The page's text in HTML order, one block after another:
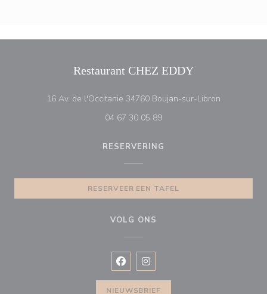
Restaurant CHEZ EDDY
16 Av. de l'Occitanie 34760 Boujan-sur-Libron
04 67 30 05 89
RESERVERING
RESERVEER EEN TAFEL
VOLG ONS
Facebook ((opent in een nieuw
Instagram ((opent in een
NIEUWSBRIEF